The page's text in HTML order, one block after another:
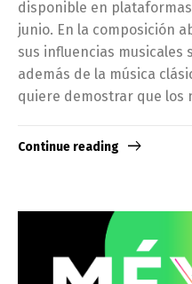
disponible en
junio. En la composición
sus influencias musicales
además de la música
quiere demostrar que los
Continue reading